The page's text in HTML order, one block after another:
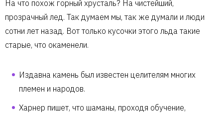
На что похож горный хрусталь? На чистейший,
прозрачный лед. Так думаем мы, так же думали и люди
сотни лет назад. Вот только кусочки этого льда такие
старые, что окаменели.
Издавна камень был известен целителям многих
племен и народов.
Харнер пишет, что шаманы, проходя обучение,